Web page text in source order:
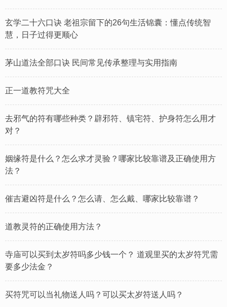
玄学二十六口诀 老祖宗留下的26句生活锦囊：懂点传统智
慧，日子过得更顺心
茅山道法全部口诀 民间常见传承整理与实用指南
正一道教符咒大全
去邪气的符有哪些种类？辟邪符、镇宅符、护身符怎么用才
对？
姻缘符是什么？怎么求才灵验？哪家比较靠谱及正确使用方
法？
催吉避凶符是什么？怎么请、怎么戴、哪家比较靠谱？
道教灵符的正确使用方法？
寺庙可以买到太岁符吗多少钱一个？ 道观里买的太岁符咒需
要多少法金？
买符咒可以当礼物送人吗？可以买太岁符送人吗？